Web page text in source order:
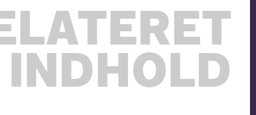
INDHOLD